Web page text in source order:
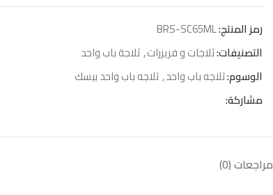
رمز المنتج:BRS-SC65ML
التصنيفات:ثلاجات و فريزرات,ثلاجة باب واحد
الوسوم:ثلاجه باب واحد,ثلاجه باب واحد بيسك
مشاركة:
مراجعات (0)